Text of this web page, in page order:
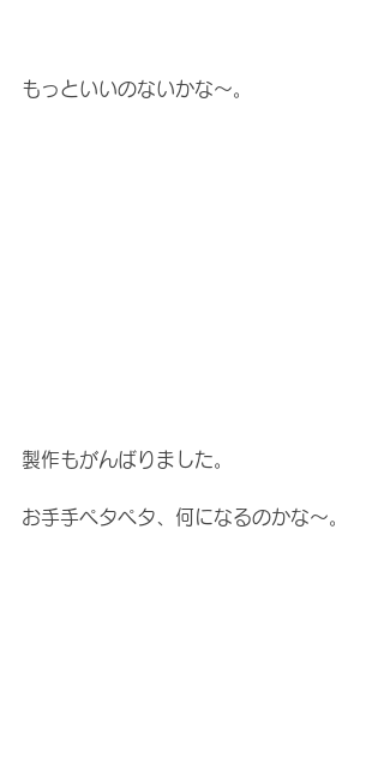
もっといいのないかな〜。
製作もがんばりました。
お手手ペタペタ、何になるのかな〜。